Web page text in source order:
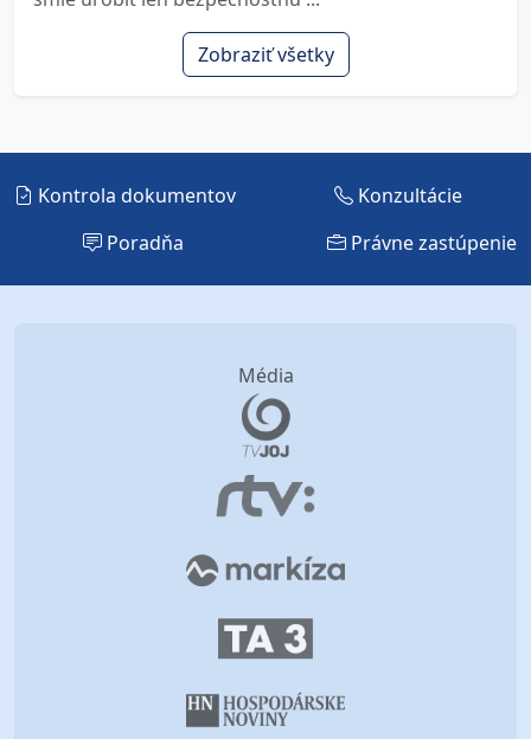
Zobraziť všetky
Kontrola dokumentov
Konzultácie
Poradňa
Právne zastúpenie
Média